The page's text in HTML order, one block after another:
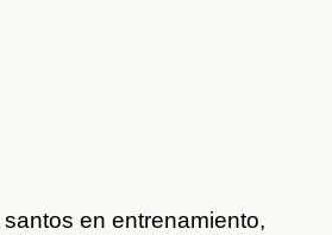
en entrenamiento,